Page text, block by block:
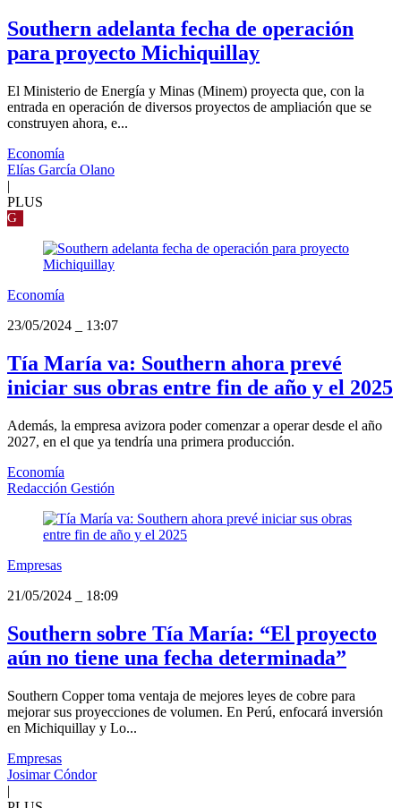
Southern adelanta fecha de operación
para proyecto Michiquillay
El Ministerio de Energía y Minas (Minem) proyecta que, con la
entrada en operación de diversos proyectos de ampliación que se
construyen ahora, e...
Economía
Elías García Olano
|
PLUS
G
Economía
23/05/2024
13:07
Tía María va: Southern ahora prevé
iniciar sus obras entre fin de año y el 2025
Además, la empresa avizora poder comenzar a operar desde el año
2027, en el que ya tendría una primera producción.
Economía
Redacción Gestión
Empresas
21/05/2024
18:09
Southern sobre Tía María: “El proyecto
aún no tiene una fecha determinada”
Southern Copper toma ventaja de mejores leyes de cobre para
mejorar sus proyecciones de volumen. En Perú, enfocará inversión
en Michiquillay y Lo...
Empresas
Josimar Cóndor
|